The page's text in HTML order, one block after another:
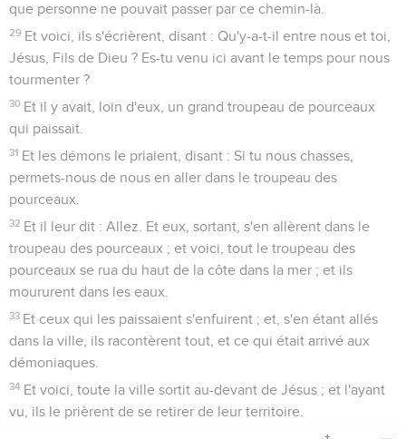
que personne ne pouvait passer par ce chemin-là.
29 Et voici, ils s'écrièrent, disant : Qu'y-a-t-il entre nous et toi,
Jésus, Fils de Dieu ? Es-tu venu ici avant le temps pour nous
tourmenter ?
30 Et il y avait, loin d'eux, un grand troupeau de pourceaux
qui paissait.
31 Et les démons le priaient, disant : Si tu nous chasses,
permets-nous de nous en aller dans le troupeau des
pourceaux.
32 Et il leur dit : Allez. Et eux, sortant, s'en allèrent dans le
troupeau des pourceaux ; et voici, tout le troupeau des
pourceaux se rua du haut de la côte dans la mer ; et ils
moururent dans les eaux.
33 Et ceux qui les paissaient s'enfuirent ; et, s'en étant allés
dans la ville, ils racontèrent tout, et ce qui était arrivé aux
démoniaques.
34 Et voici, toute la ville sortit au-devant de Jésus ; et l'ayant
vu, ils le prièrent de se retirer de leur territoire.